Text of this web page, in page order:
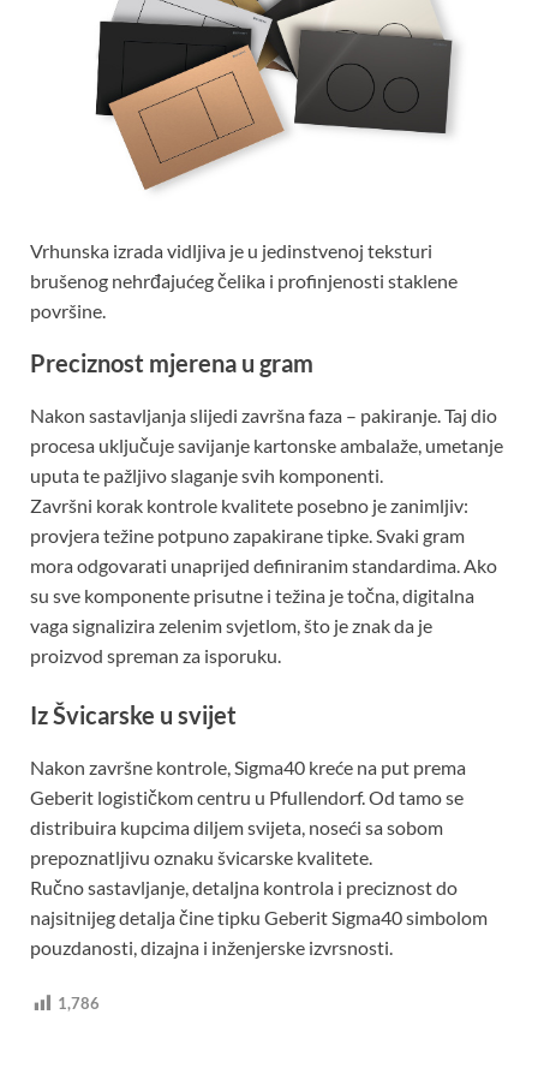
Vrhunska izrada vidljiva je u jedinstvenoj teksturi
brušenog nehrđajućeg čelika i profinjenosti staklene
površine.
Preciznost mjerena u gram
Nakon sastavljanja slijedi završna faza – pakiranje. Taj dio
procesa uključuje savijanje kartonske ambalaže, umetanje
uputa te pažljivo slaganje svih komponenti.
Završni korak kontrole kvalitete posebno je zanimljiv:
provjera težine potpuno zapakirane tipke. Svaki gram
mora odgovarati unaprijed definiranim standardima. Ako
su sve komponente prisutne i težina je točna, digitalna
vaga signalizira zelenim svjetlom, što je znak da je
proizvod spreman za isporuku.
Iz Švicarske u svijet
Nakon završne kontrole, Sigma40 kreće na put prema
Geberit logističkom centru u Pfullendorf. Od tamo se
distribuira kupcima diljem svijeta, noseći sa sobom
prepoznatljivu oznaku švicarske kvalitete.
Ručno sastavljanje, detaljna kontrola i preciznost do
najsitnijeg detalja čine tipku Geberit Sigma40 simbolom
pouzdanosti, dizajna i inženjerske izvrsnosti.
1,786